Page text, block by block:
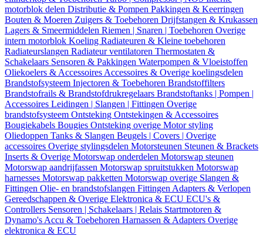
motorblok delen Distributie & Pompen Pakkingen & Keerringen
Bouten & Moeren Zuigers & Toebehoren Drijfstangen & Krukassen
Lagers & Smeermiddelen Riemen | Snaren | Toebehoren Overige
intern motorblok Koeling Radiateuren & Kleine toebehoren
Radiateurslangen Radiateur ventilatoren Thermostaten &
Schakelaars Sensoren & Pakkingen Waterpompen & Vloeistoffen
Oliekoelers & Accessoires Accessoires & Overige koelingsdelen
Brandstofsysteem Injectoren & Toebehoren Brandstoffilters
Brandstofrails & Brandstofdrukregelaars Brandstoftanks | Pompen |
Accessoires Leidingen | Slangen | Fittingen Overige
brandstofsysteem Ontsteking Ontstekingen & Accessoires
Bougiekabels Bougies Ontsteking overige Motor styling
Oliedoppen Tanks & Slangen Beugels | Covers | Overige
accessoires Overige stylingsdelen Motorsteunen Steunen & Brackets
Inserts & Overige Motorswap onderdelen Motorswap steunen
Motorswap aandrijfassen Motorswap spruitstukken Motorswap
harnesses Motorswap pakketten Motorswap overige Slangen &
Fittingen Olie- en brandstofslangen Fittingen Adapters & Verlopen
Gereedschappen & Overige Elektronica & ECU ECU's &
Controllers Sensoren | Schakelaars | Relais Startmotoren &
Dynamo's Accu & Toebehoren Harnassen & Adapters Overige
elektronica & ECU